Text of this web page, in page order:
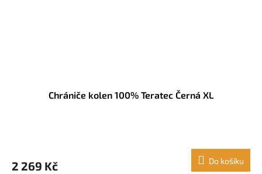
Chrániče kolen 100% Teratec Černá XL
2 269 Kč Do košíku